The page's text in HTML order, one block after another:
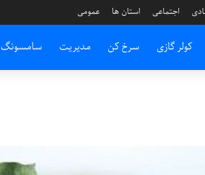
اجتماعی استان ها عمومی
کولر گازی سرخ کن مدیریت سامسونگ